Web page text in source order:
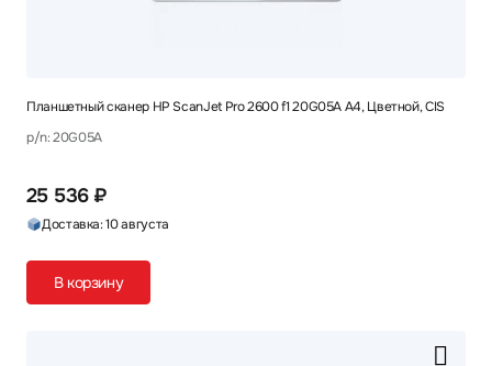
Планшетный сканер HP ScanJet Pro 2600 f1 20G05A A4, Цветной, CIS
p/n: 20G05A
25 536 ₽
Доставка: 10 августа
В корзину